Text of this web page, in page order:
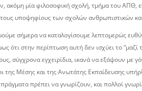
ακόμη μία φιλοσοφική σχολή, τμήμα του ΑΠΘ,
τους υποψηφίους των σχολών ανθρωπιστικών
σήμερα να καταλογίσουμε λεπτομερώς
στην περίπτωση αυτή δεν ισχύει το “μαζί
σύγχρονα εγχειρίδια, ικανά να εξάψουν
της Μέσης και της Ανωτάτης Εκπαίδευσης
πρέπει να γνωρίζουν, και πολλοί